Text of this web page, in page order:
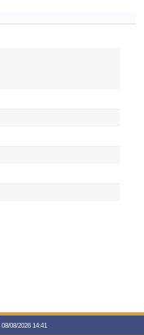
08/08/2026 14:41